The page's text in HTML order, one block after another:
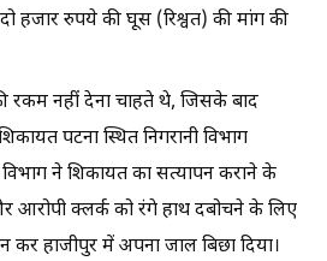
हजार रुपये की घूस (रिश्वत) की मांग की
रकम नहीं देना चाहते थे, जिसके बाद
पटना स्थित निगरानी विभाग
ने शिकायत का सत्यापन कराने के
आरोपी क्लर्क को रंगे हाथ दबोचने के लिए
हाजीपुर में अपना जाल बिछा दिया।